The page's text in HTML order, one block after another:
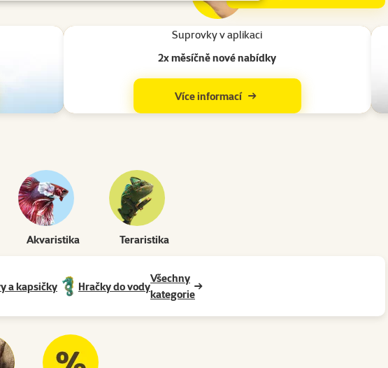
Suprovky v aplikaci
2x měsíčně nové nabídky
Více informací
Akvaristika Teraristika
a kapsičky Hračky do vody
Všechny
kategorie